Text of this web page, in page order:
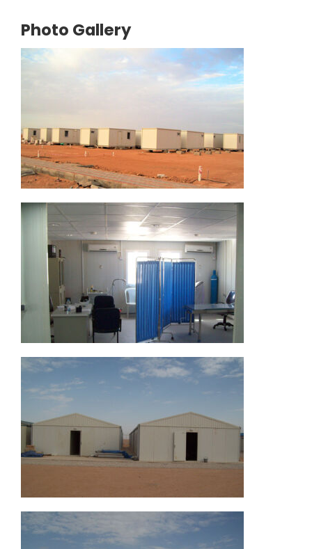
Photo Gallery